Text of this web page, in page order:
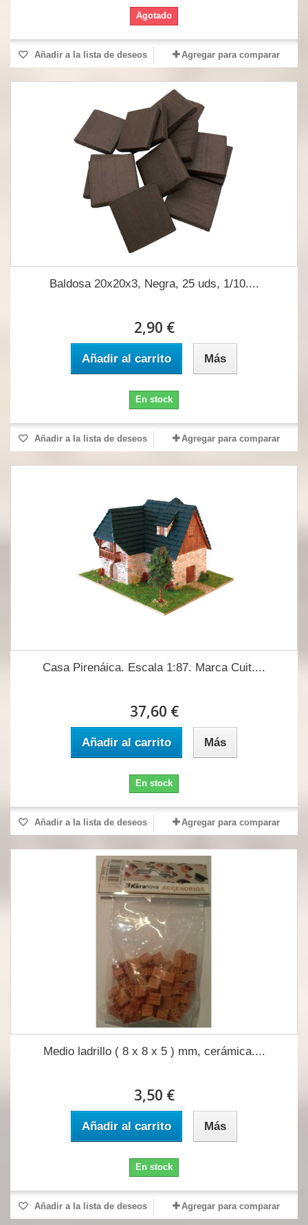
Agotado
Añadir a la lista de deseos Agregar para comparar
Baldosa 20x20x3, Negra, 25 uds, 1/10....
2,90 €
Añadir al carrito Más
En stock
Añadir a la lista de deseos Agregar para comparar
Casa Pirenáica. Escala 1:87. Marca Cuit....
37,60 €
Añadir al carrito Más
En stock
Añadir a la lista de deseos Agregar para comparar
Medio ladrillo ( 8 x 8 x 5 ) mm, cerámica....
3,50 €
Añadir al carrito Más
En stock
Añadir a la lista de deseos Agregar para comparar